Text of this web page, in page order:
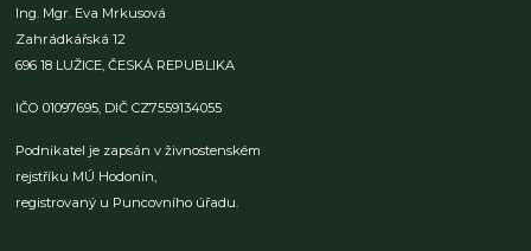
Ing. Mgr. Eva Mrkusová
Zahrádkářská 12
696 18 LUŽICE,ČESKÁ REPUBLIKA
IČO 01097695, DIČ CZ7559134055
Podnikatel je zapsán v živnostenském
rejstříku MÚ Hodonín,
registrovaný u Puncovního úřadu.